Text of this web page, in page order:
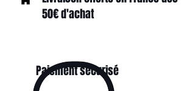
50€ d'achat
Paiement sécurisé